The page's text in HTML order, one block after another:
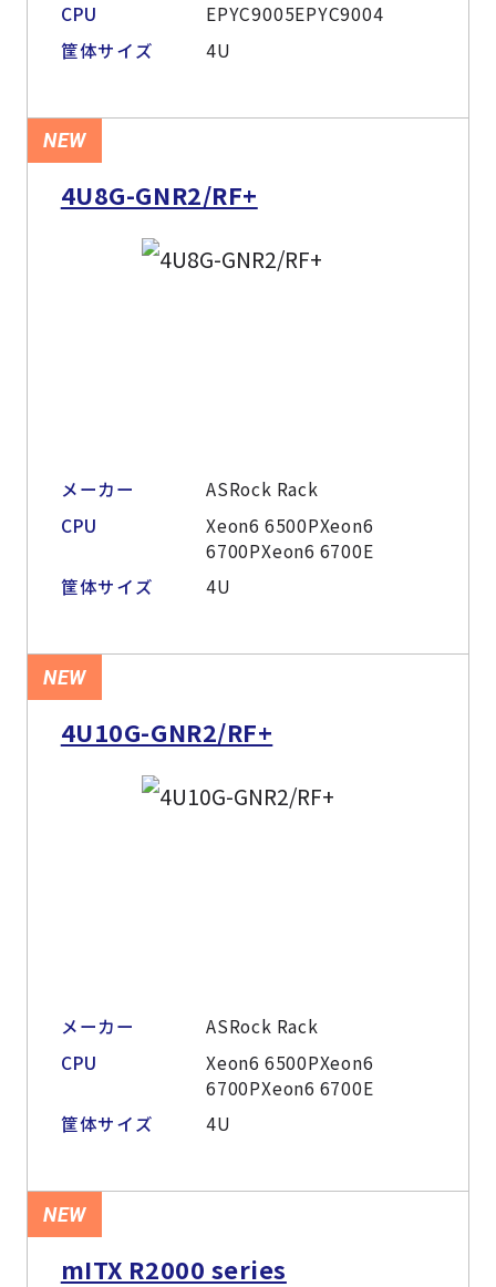
CPU
EPYC9005EPYC9004
筐体サイズ
4U
NEW
4U8G-GNR2/RF+
メーカー
ASRock Rack
CPU
Xeon6 6500PXeon6
6700PXeon6 6700E
筐体サイズ
4U
NEW
4U10G-GNR2/RF+
メーカー
ASRock Rack
CPU
Xeon6 6500PXeon6
6700PXeon6 6700E
筐体サイズ
4U
NEW
mITX R2000 series